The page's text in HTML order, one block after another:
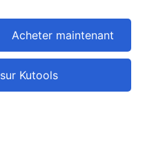
Acheter maintenant
Kutools